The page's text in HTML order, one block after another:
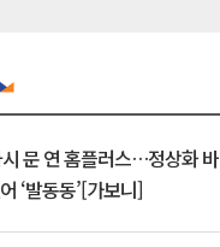
문 연 홈플러스…정상화 바
‘발동동’[가보니]